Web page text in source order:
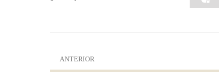
ANTERIOR